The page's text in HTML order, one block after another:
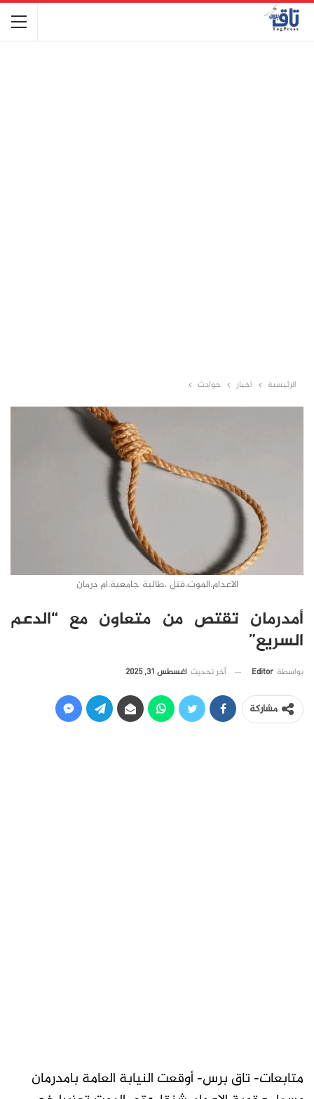
الرئيسية أخبار حوادث
الاعدام،الموت،قتل ،طالبة جامعية،ام درمان
أمدرمان تقتص من متعاون مع “الدعم
السريع”
بواسطة Editor آخر تحديث أغسطس 31, 2025
مشاركة
متابعات- تاق برس- أوقعت النيابة العامة بامدرمان